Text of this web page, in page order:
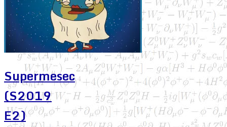
Supermesec
(S2019
E2)